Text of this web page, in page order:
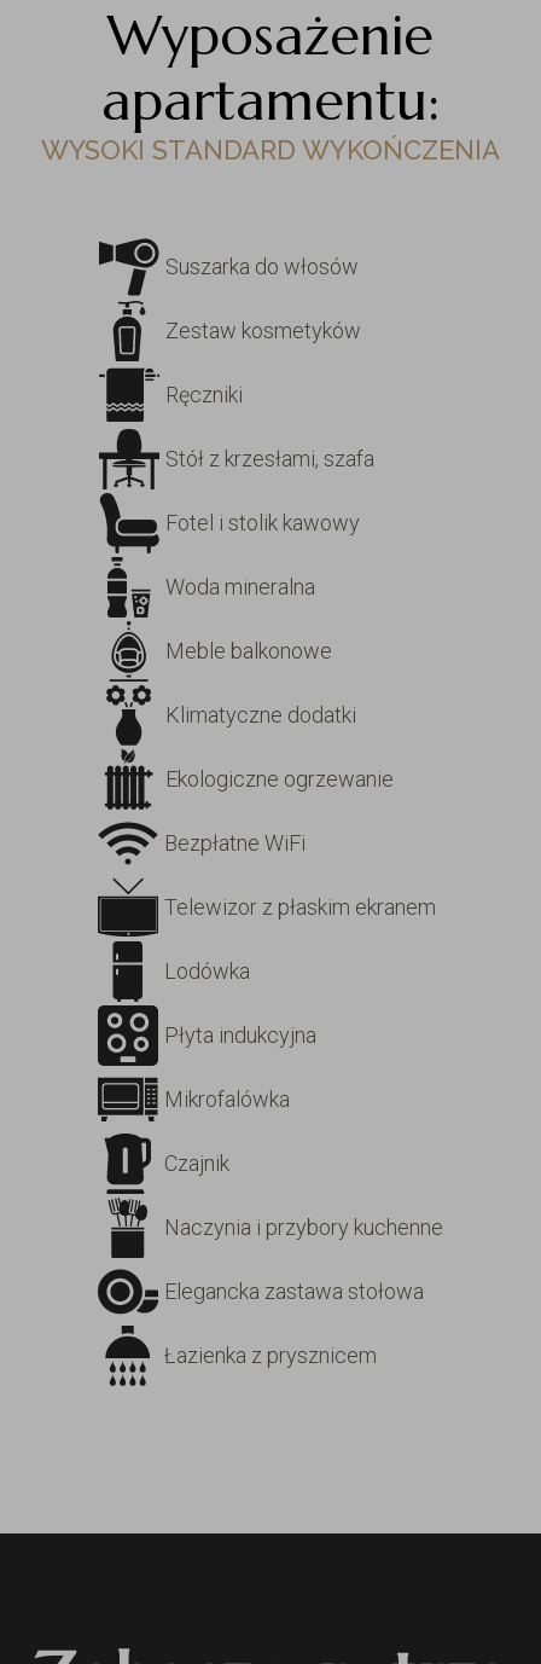
Wyposażenie
apartamentu:
WYSOKI STANDARD WYKOŃCZENIA
Bezpłatne WiFi
Telewizor z płaskim ekranem
Lodówka
Płyta indukcyjna
Mikrofalówka
Czajnik
Naczynia i przybory kuchenne
Elegancka zastawa stołowa
Łazienka z prysznicem
Suszarka do włosów
Zestaw kosmetyków
Ręczniki
Stół z krzesłami, szafa
Fotel i stolik kawowy
Woda mineralna
Meble balkonowe
Klimatyczne dodatki
Ekologiczne ogrzewanie